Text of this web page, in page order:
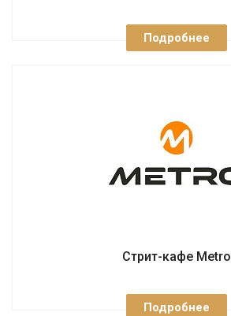
Подробнее
Стрит-кафе Metro
Подробнее